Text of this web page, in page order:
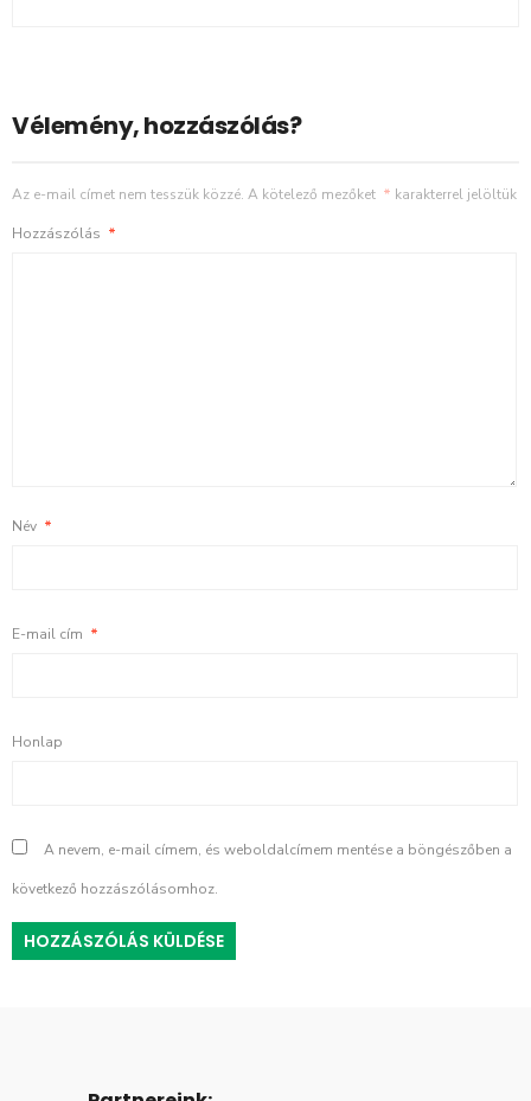
Vélemény, hozzászólás?
Az e-mail címet nem tesszük közzé. A kötelező mezőket * karakterrel jelöltük
Hozzászólás *
Név *
E-mail cím *
Honlap
A nevem, e-mail címem, és weboldalcímem mentése a böngészőben a
következő hozzászólásomhoz.